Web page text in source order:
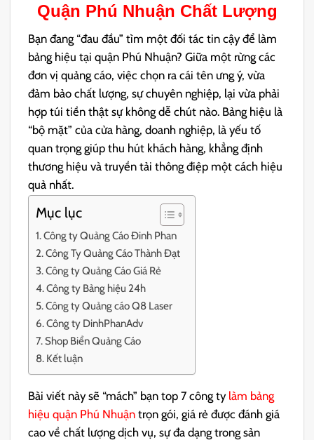
Quận Phú Nhuận Chất Lượng
Bạn đang “đau đầu” tìm một đối tác tin cậy để làm
bảng hiệu tại quận Phú Nhuận? Giữa một rừng các
đơn vị quảng cáo, việc chọn ra cái tên ưng ý, vừa
đảm bảo chất lượng, sự chuyên nghiệp, lại vừa phải
hợp túi tiền thật sự không dễ chút nào. Bảng hiệu là
“bộ mặt” của cửa hàng, doanh nghiệp, là yếu tố
quan trọng giúp thu hút khách hàng, khẳng định
thương hiệu và truyền tải thông điệp một cách hiệu
quả nhất.
Mục lục
Công ty Quảng Cáo Đinh Phan
Công Ty Quảng Cáo Thành Đạt
Công ty Quảng Cáo Giá Rẻ
Công ty Bảng hiệu 24h
Công ty Quảng cáo Q8 Laser
Công ty DinhPhanAdv
Shop Biển Quảng Cáo
Kết luận
Bài viết này sẽ “mách” bạn top 7 công ty làm bảng
hiệu quận Phú Nhuận trọn gói, giá rẻ được đánh giá
cao về chất lượng dịch vụ, sự đa dạng trong sản